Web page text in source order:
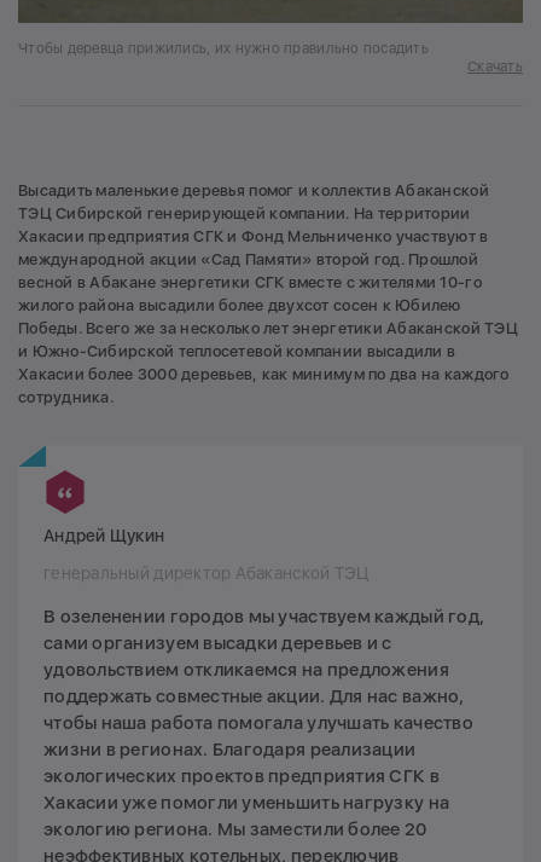
Чтобы деревца прижились, их нужно правильно посадить
Скачать
Высадить маленькие деревья помог и коллектив Абаканской
ТЭЦ Сибирской генерирующей компании. На территории
Хакасии предприятия СГК и Фонд Мельниченко участвуют в
международной акции «Сад Памяти» второй год. Прошлой
весной в Абакане энергетики СГК вместе с жителями 10-го
жилого района высадили более двухсот сосен к Юбилею
Победы. Всего же за несколько лет энергетики Абаканской ТЭЦ
и Южно-Сибирской теплосетевой компании высадили в
Хакасии более 3000 деревьев, как минимум по два на каждого
сотрудника.
Андрей Щукин
генеральный директор Абаканской ТЭЦ
В озеленении городов мы участвуем каждый год,
сами организуем высадки деревьев и с
удовольствием откликаемся на предложения
поддержать совместные акции. Для нас важно,
чтобы наша работа помогала улучшать качество
жизни в регионах. Благодаря реализации
экологических проектов предприятия СГК в
Хакасии уже помогли уменьшить нагрузку на
экологию региона. Мы заместили более 20
неэффективных котельных, переключив